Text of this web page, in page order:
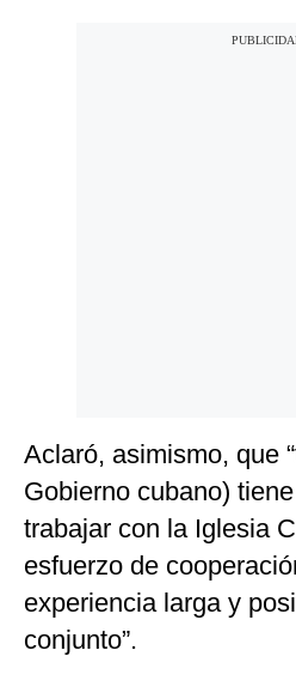
Aclaró, asimismo, que
Gobierno cubano)
trabajar con la Iglesia
esfuerzo de
experiencia larga y
conjunto”.